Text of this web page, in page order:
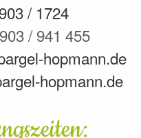
/ 1724
/ 941 455
hopmann.de
hopmann.de